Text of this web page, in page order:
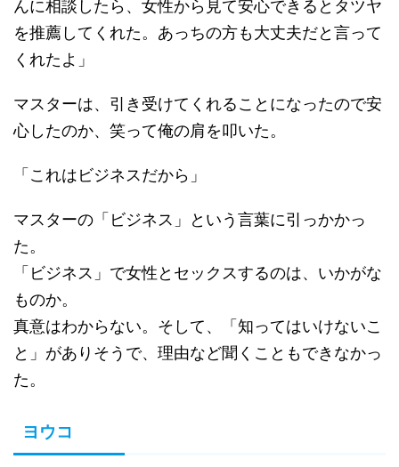
んに相談したら、女性から見て安心できるとタツヤ
を推薦してくれた。あっちの方も大丈夫だと言って
くれたよ」
マスターは、引き受けてくれることになったので安
心したのか、笑って俺の肩を叩いた。
「これはビジネスだから」
マスターの「ビジネス」という言葉に引っかかっ
た。
「ビジネス」で女性とセックスするのは、いかがな
ものか。
真意はわからない。そして、「知ってはいけないこ
と」がありそうで、理由など聞くこともできなかっ
た。
ヨウコ